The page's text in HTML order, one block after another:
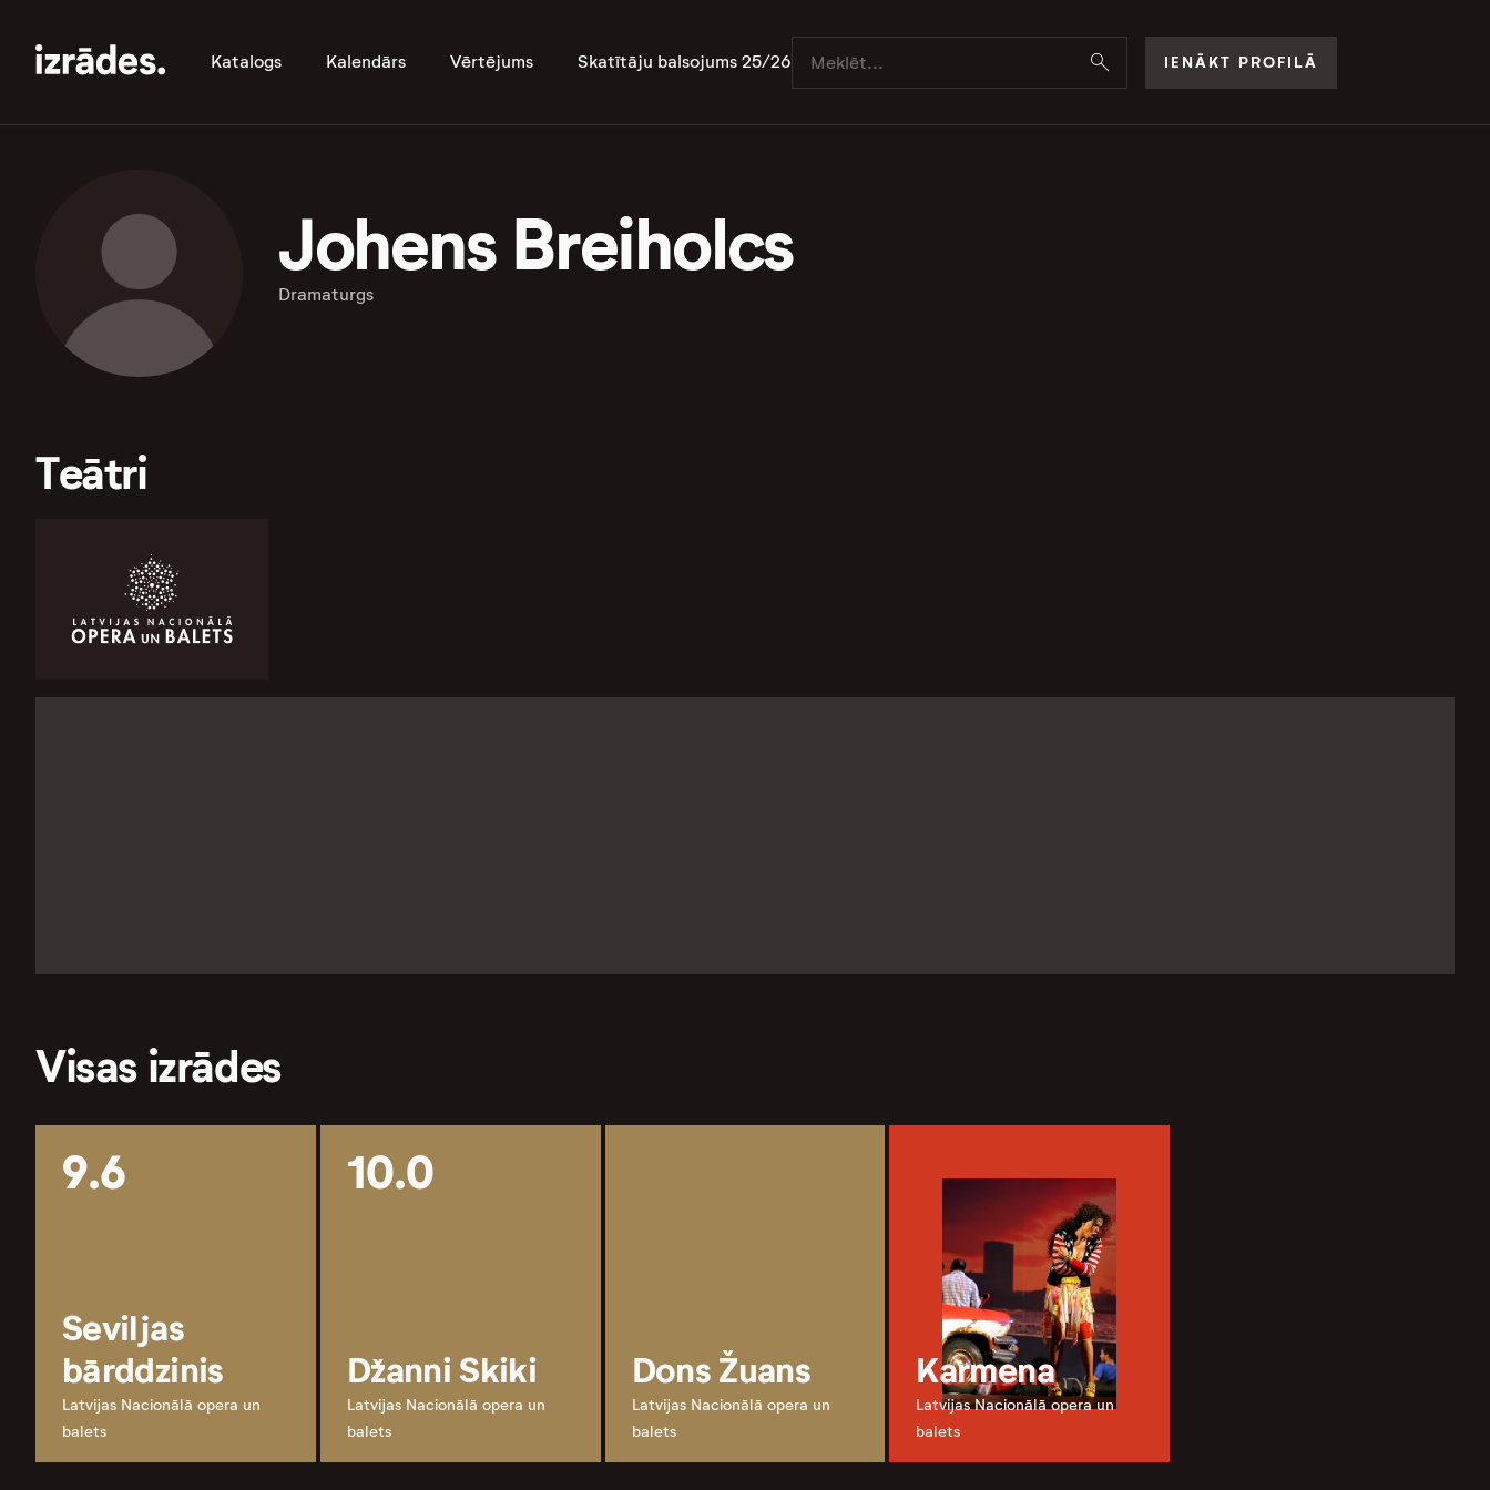
Katalogs Kalendārs Vērtējums Skatītāju balsojums 25/26 IENĀKT PROFILĀ
Johens Breiholcs
Dramaturgs
Teātri
Visas izrādes
9.6
Seviljas
bārddzinis
Latvijas Nacionālā opera un
balets
10.0
Džanni Skiki
Latvijas Nacionālā opera un
balets
Dons Žuans
Latvijas Nacionālā opera un
balets
Karmena
Latvijas Nacionālā opera un
balets